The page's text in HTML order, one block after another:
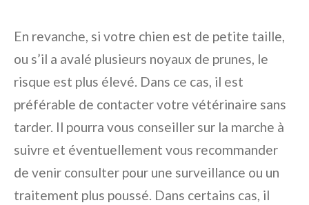
En revanche, si votre chien est de petite taille,
ou s’il a avalé plusieurs noyaux de prunes, le
risque est plus élevé. Dans ce cas, il est
préférable de contacter votre vétérinaire sans
tarder. Il pourra vous conseiller sur la marche à
suivre et éventuellement vous recommander
de venir consulter pour une surveillance ou un
traitement plus poussé. Dans certains cas, il